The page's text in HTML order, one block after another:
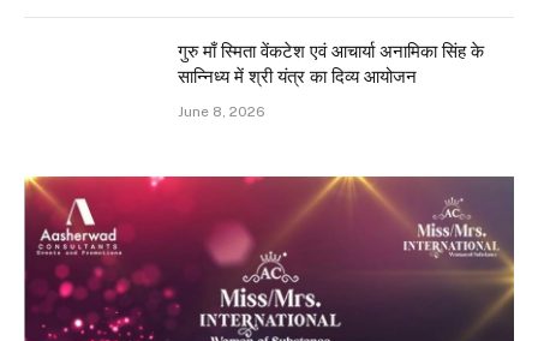
गुरु माँ स्मिता वेंकटेश एवं आचार्या अनामिका सिंह के
सान्निध्य में श्री यंत्र का दिव्य आयोजन
June 8, 2026